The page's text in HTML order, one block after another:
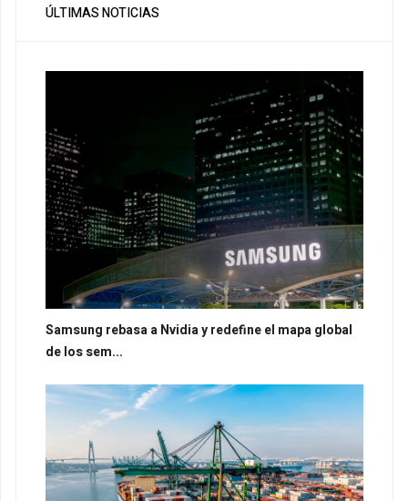
ÚLTIMAS NOTICIAS
Samsung rebasa a Nvidia y redefine el mapa global
de los sem...